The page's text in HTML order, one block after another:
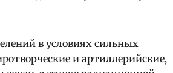
в условиях сильных
и артиллерийские,